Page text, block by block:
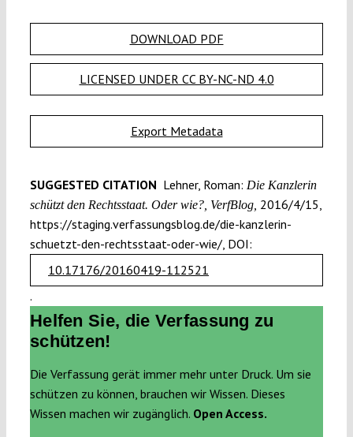
DOWNLOAD PDF
LICENSED UNDER CC BY-NC-ND 4.0
Export Metadata
SUGGESTED CITATION Lehner, Roman: Die Kanzlerin
schützt den Rechtsstaat. Oder wie?, VerfBlog, 2016/4/15,
https://staging.verfassungsblog.de/die-kanzlerin-
schuetzt-den-rechtsstaat-oder-wie/, DOI:
10.17176/20160419-112521
.
Helfen Sie, die Verfassung zu
schützen!
Die Verfassung gerät immer mehr unter Druck. Um sie
schützen zu können, brauchen wir Wissen. Dieses
Wissen machen wir zugänglich. Open Access.